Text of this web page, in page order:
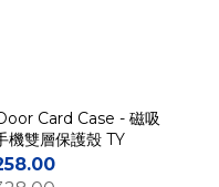
Card Case - 磁吸
機雙層保護殼 TY